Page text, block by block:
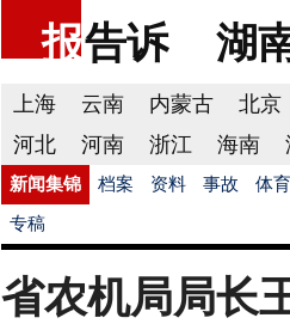
报告诉 湖
上海 云南 内蒙古 北京
河北
河南 浙江 海南
新闻集锦 档案 资料 事故 体育
专稿
省农机局局长